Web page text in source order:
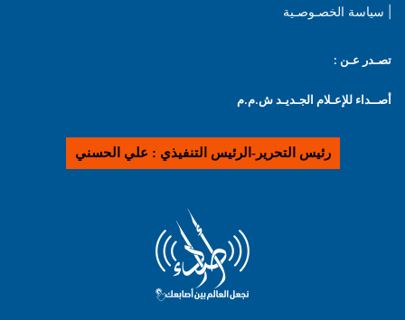
| سياسة الخصـوصـية
تصـدر عـن :
أصــداء للإعـلام الجـديـد ش.م.م
رئيس التحرير-الرئيس التنفيذي : علي الحسني